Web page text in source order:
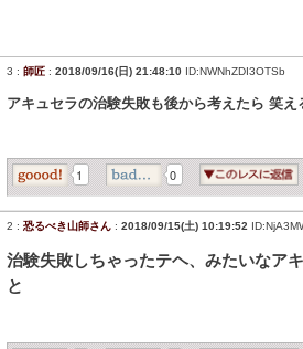
3 : 師匠 : 2018/09/16(日) 21:48:10 ID:NWNhZDI3OTSb
アキュセラの治験失敗も後から考えたら 笑え
1 0
2 : 恐るべき山師さん : 2018/09/15(土) 10:19:52
治験失敗しちゃったテヘ、みたいなア
と